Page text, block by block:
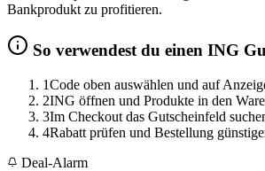
Bankprodukt zu profitieren.
So verwendest du einen ING
1Code oben auswählen und auf
2ING öffnen und Produkte in den
3Im Checkout das Gutscheinfeld
4Rabatt prüfen und Bestellung
Deal-Alarm